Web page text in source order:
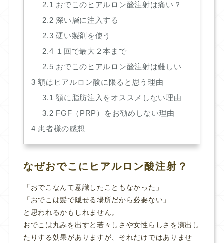
2.1 おでこのヒアルロン酸注射は痛い？
2.2 深い層に注入する
2.3 硬い製剤を使う
2.4 １回で最大２本まで
2.5 おでこのヒアルロン酸注射は難しい
3 額はヒアルロン酸に限ると思う理由
3.1 額に脂肪注入をオススメしない理由
3.2 FGF（PRP）をお勧めしない理由
4 患者様の感想
なぜおでこにヒアルロン酸注射？
「おでこなんて意識したこともなかった」
「おでこは髪で隠せる場所だから必要ない」
と思われるかもしれません。
おでこは丸みを出すと若々しさや女性らしさを演出し
たりする効果がありますが、それだけではありませ